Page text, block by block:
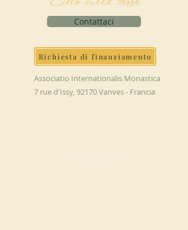
Contattaci
Richiesta di finanziamento
Associatio Internationalis Monastica
7 rue d'Issy, 92170 Vanves - Francia